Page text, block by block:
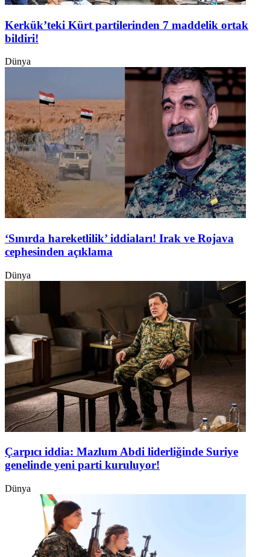
Kerkük’teki Kürt partilerinden 7 maddelik ortak
bildiri!
Dünya
‘Sınırda hareketlilik’ iddiaları! Irak ve Rojava
cephesinden açıklama
Dünya
Çarpıcı iddia: Mazlum Abdi liderliğinde Suriye
genelinde yeni parti kuruluyor!
Dünya